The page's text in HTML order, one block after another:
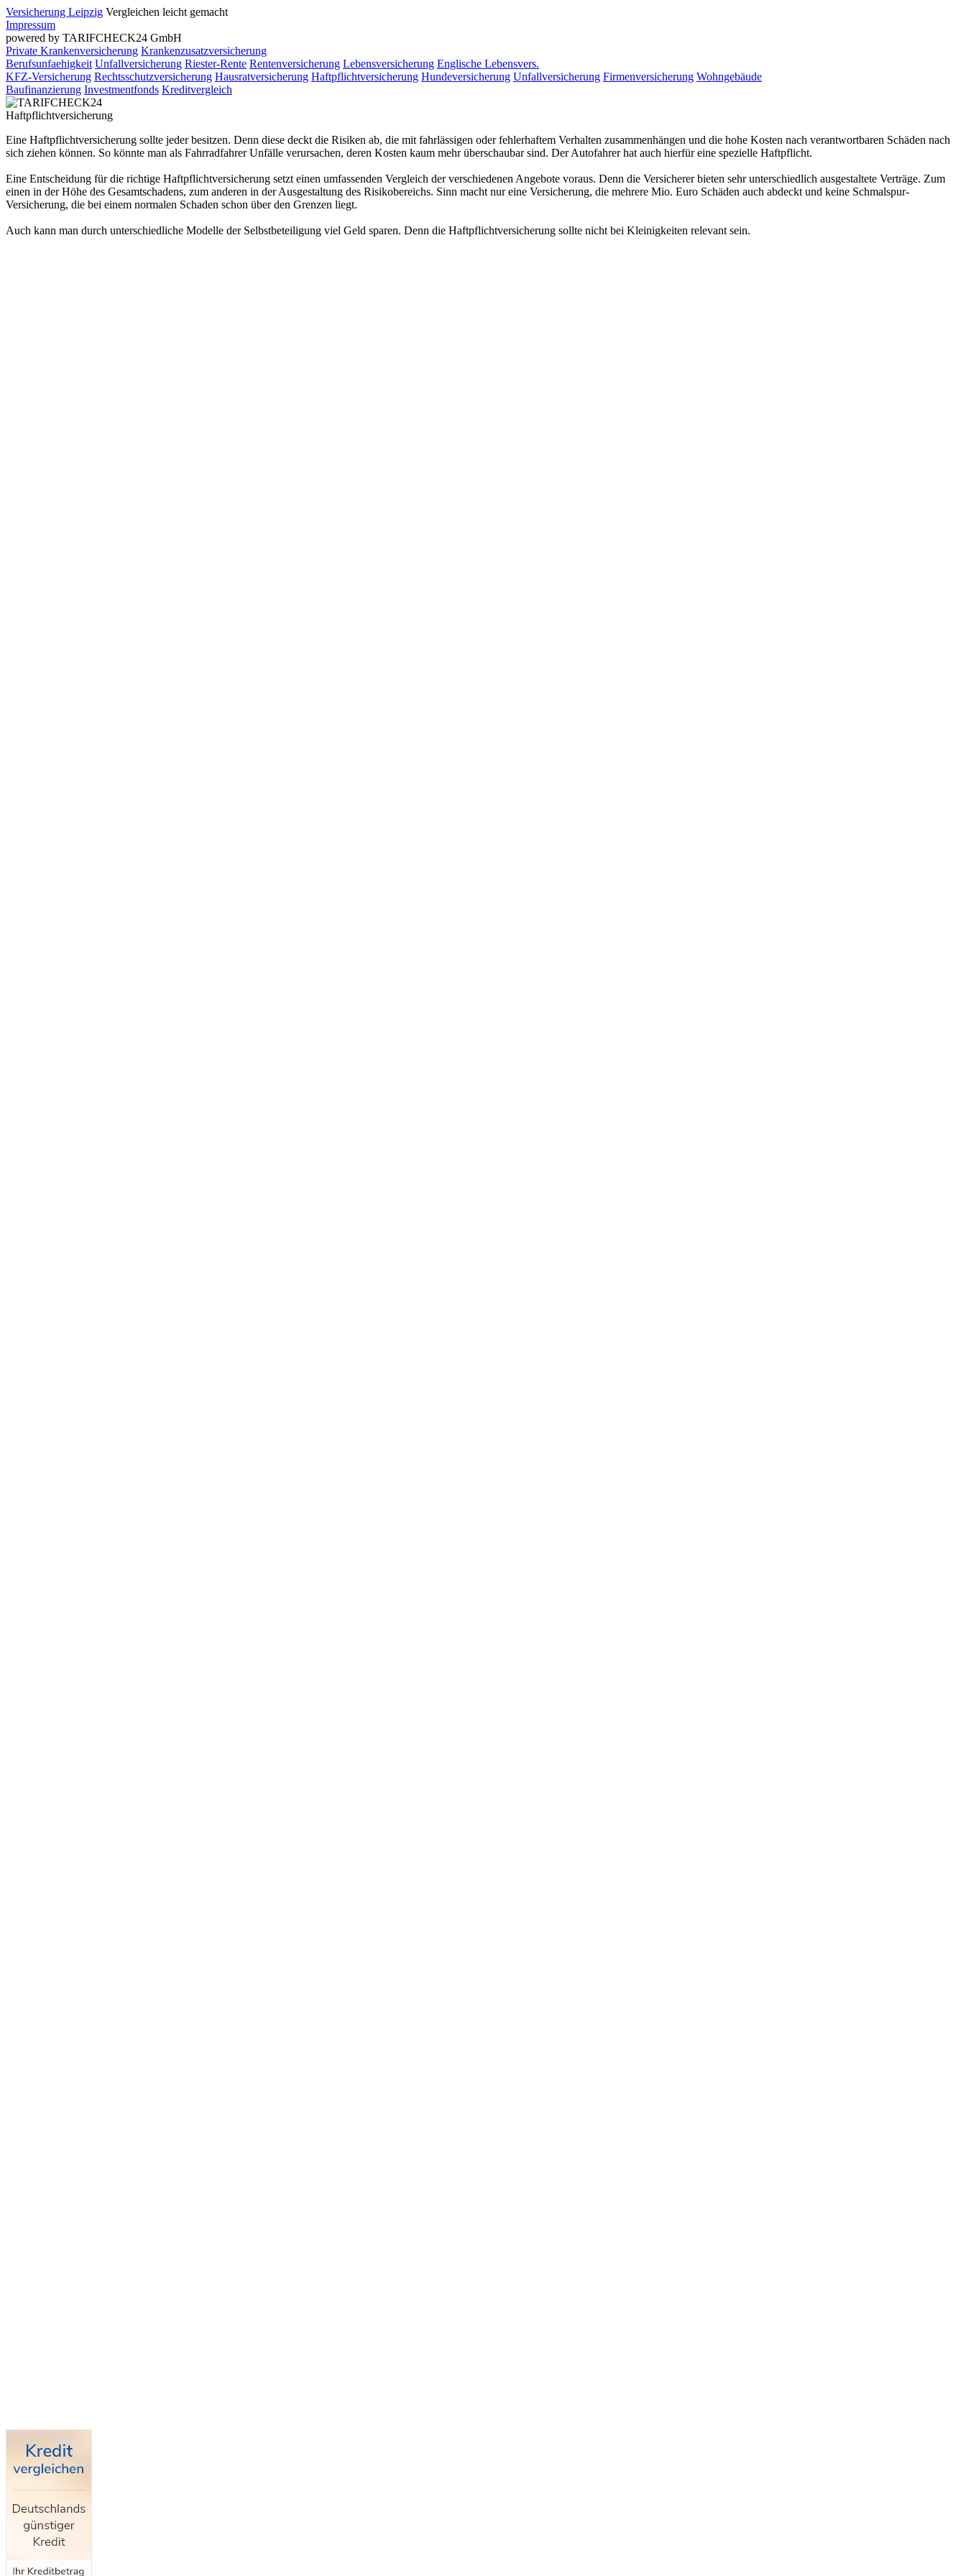
Versicherung Leipzig Vergleichen leicht gemacht
Impressum
powered by TARIFCHECK24 GmbH
Private Krankenversicherung Krankenzusatzversicherung
Berufsunfaehigkeit Unfallversicherung Riester-Rente Rentenversicherung Lebensversicherung Englische Lebensvers.
KFZ-Versicherung Rechtsschutzversicherung Hausratversicherung Haftpflichtversicherung Hundeversicherung Unfallversicherung Firmenversicherung Wohngebäude
Baufinanzierung Investmentfonds Kreditvergleich
Haftpflichtversicherung
Eine Haftpflichtversicherung sollte jeder besitzen. Denn diese deckt die Risiken ab, die mit fahrlässigen oder fehlerhaftem Verhalten zusammenhängen und die hohe Kosten nach verantwortbaren Schäden nach
sich ziehen können. So könnte man als Fahrradfahrer Unfälle verursachen, deren Kosten kaum mehr überschaubar sind. Der Autofahrer hat auch hierfür eine spezielle Haftpflicht.
Eine Entscheidung für die richtige Haftpflichtversicherung setzt einen umfassenden Vergleich der verschiedenen Angebote voraus. Denn die Versicherer bieten sehr unterschiedlich ausgestaltete Verträge. Zum
einen in der Höhe des Gesamtschadens, zum anderen in der Ausgestaltung des Risikobereichs. Sinn macht nur eine Versicherung, die mehrere Mio. Euro Schäden auch abdeckt und keine Schmalspur-
Versicherung, die bei einem normalen Schaden schon über den Grenzen liegt.
Auch kann man durch unterschiedliche Modelle der Selbstbeteiligung viel Geld sparen. Denn die Haftpflichtversicherung sollte nicht bei Kleinigkeiten relevant sein.